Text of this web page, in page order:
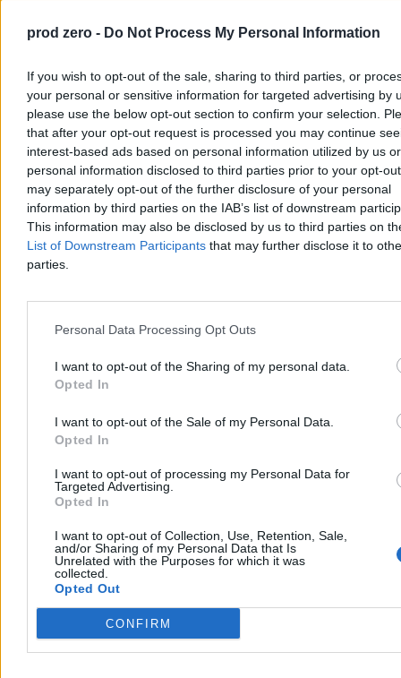
prod zero - Do Not Process My Personal Information
If you wish to opt-out of the sale, sharing to third parties, or
your personal or sensitive information for targeted advertising by
please use the below opt-out section to confirm your selection.
that after your opt-out request is processed you may continue
interest-based ads based on personal information utilized by us or
personal information disclosed to third parties prior to your opt-
may separately opt-out of the further disclosure of your personal
information by third parties on the IAB’s list of downstream
This information may also be disclosed by us to third parties on
List of Downstream Participants that may further disclose it to
parties.
Personal Data Processing Opt Outs
I want to opt-out of the Sharing of my personal data.
Opted In
I want to opt-out of the Sale of my Personal Data.
Opted In
I want to opt-out of processing my Personal Data for
Targeted Advertising.
Opted In
I want to opt-out of Collection, Use, Retention, Sale,
and/or Sharing of my Personal Data that Is
Unrelated with the Purposes for which it was
collected.
Opted Out
CONFIRM
Nadchodzi pogodowy rollercoaster. Na
termometrach znów będzie 36 stopni
Najbliższe dni w pogodzie upłyną pod znakiem wyrazistych zmian i
sporych wahań temperatury. Choć początek tygodnia przyniesie
st. C, to już od wtorku czeka nas wyraźne ochłodzenie. Sytuacja
upał. Słupki rtęci mogą pokazać aż 36 kresek.
Dzisiaj 08:22
Reklama